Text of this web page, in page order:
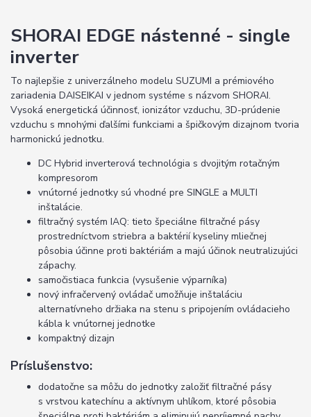
SHORAI EDGE nástenné - single
inverter
To najlepšie z univerzálneho modelu SUZUMI a prémiového
zariadenia DAISEIKAI v jednom systéme s názvom SHORAI.
Vysoká energetická účinnosť, ionizátor vzduchu, 3D-prúdenie
vzduchu s mnohými ďalšími funkciami a špičkovým dizajnom tvoria
harmonickú jednotku.
DC Hybrid inverterová technológia s dvojitým rotačným
kompresorom
vnútorné jednotky sú vhodné pre SINGLE a MULTI
inštalácie.
filtračný systém IAQ: tieto špeciálne filtračné pásy
prostredníctvom striebra a baktérií kyseliny mliečnej
pôsobia účinne proti baktériám a majú účinok neutralizujúci
zápachy.
samočistiaca funkcia (vysušenie výparníka)
nový infračervený ovládač umožňuje inštaláciu
alternatívneho držiaka na stenu s pripojením ovládacieho
kábla k vnútornej jednotke
kompaktný dizajn
Príslušenstvo:
dodatočne sa môžu do jednotky založiť filtračné pásy
s vrstvou katechínu a aktívnym uhlíkom, ktoré pôsobia